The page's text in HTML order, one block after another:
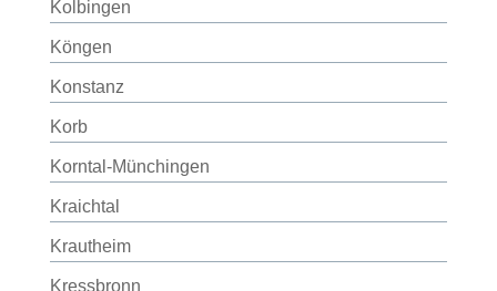
Kolbingen
Köngen
Konstanz
Korb
Korntal-Münchingen
Kraichtal
Krautheim
Kressbronn